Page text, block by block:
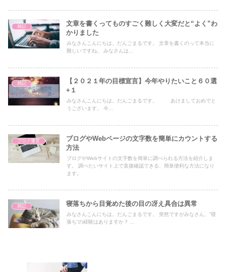
雑記
文章を書くってものすごく難しく大変だと“よく”わ
かりました
みなさんこんにちは。だんごまるです。 文章を書くのって本当に
難しいですね。 みなさんは...
雑記
【２０２１年の目標宣言】今年やりたいこと６０選
+１
みなさんこんにちは。だんごまるです。 あけましておめでと
うございます。 今...
ブログ運営
ブログやWebページの文字数を簡単にカウントする
方法
ブログやWebサイトの文字数を簡単に調べられる方法を紹介しま
す。 調べたいサイト上で直接確認できる、簡単便利な方法になり
ます。
雑記 寝落ちから目覚めた後の目の冴え具合は異常
みなさんこんにちは。だんごまるです。 突然ですがみなさん、”寝
落ち”の経験はありますか？ ...